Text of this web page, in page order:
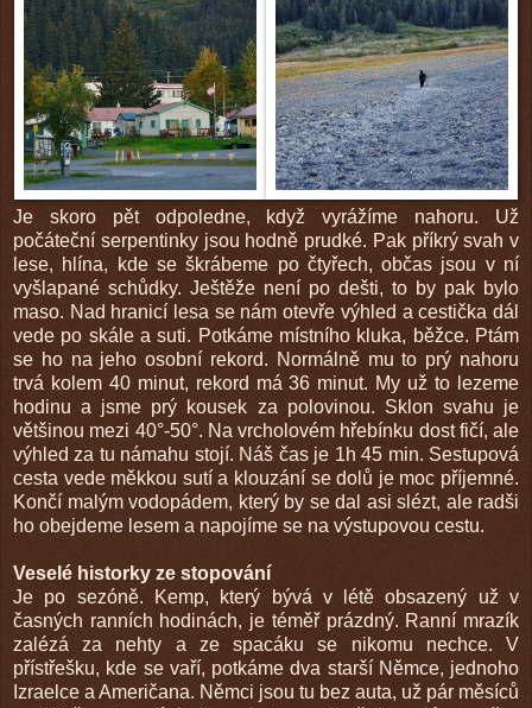
Je skoro pět odpoledne, když vyrážíme nahoru. Už
počáteční serpentinky jsou hodně prudké. Pak příkrý svah v
lese, hlína, kde se škrábeme po čtyřech, občas jsou v ní
vyšlapané schůdky. Ještěže není po dešti, to by pak bylo
maso. Nad hranicí lesa se nám otevře výhled a cestička dál
vede po skále a suti. Potkáme místního kluka, běžce. Ptám
se ho na jeho osobní rekord. Normálně mu to prý nahoru
trvá kolem 40 minut, rekord má 36 minut. My už to lezeme
hodinu a jsme prý kousek za polovinou. Sklon svahu je
většinou mezi 40°-50°. Na vrcholovém hřebínku dost fičí, ale
výhled za tu námahu stojí. Náš čas je 1h 45 min. Sestupová
cesta vede měkkou sutí a klouzání se dolů je moc příjemné.
Končí malým vodopádem, který by se dal asi slézt, ale radši
ho obejdeme lesem a napojíme se na výstupovou cestu.
Veselé historky ze stopování
Je po sezóně. Kemp, který bývá v létě obsazený už v
časných ranních hodinách, je téměř prázdný. Ranní mrazík
zalézá za nehty a ze spacáku se nikomu nechce. V
přístřešku, kde se vaří, potkáme dva starší Němce, jednoho
Izraelce a Američana. Němci jsou tu bez auta, už pár měsíců